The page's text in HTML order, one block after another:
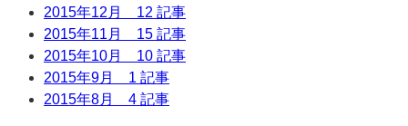
2015年12月 12 記事
2015年11月 15 記事
2015年10月 10 記事
2015年9月 1 記事
2015年8月 4 記事